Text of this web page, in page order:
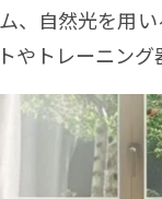
、自然光を用
トレーニン